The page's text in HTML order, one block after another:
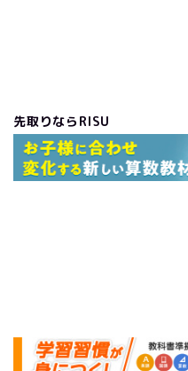
先取りならRISU